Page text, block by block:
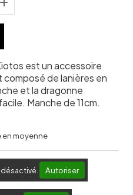
est un accessoire
composé de lanières en
et la dragonne
Manche de 11cm.
en moyenne
Autoriser